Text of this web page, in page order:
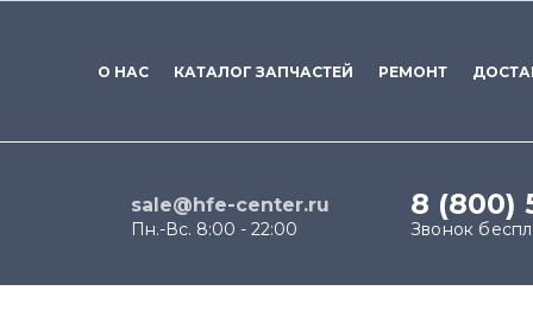
О НАС КАТАЛОГ ЗАПЧАСТЕЙ РЕМОНТ
sale@hfe-center.ru
Пн.-Вс. 8:00 - 22:00
8 (800)
Звонок